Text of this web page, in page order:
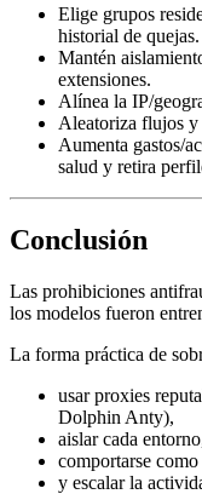
Elige grupos
historial de quejas.
Mantén
extensiones.
Alínea la IP/
Aleatoriza flujos y
Aumenta gastos/
salud y retira
Conclusión
Las prohibiciones
los modelos fueron
La forma práctica de
usar proxies
Dolphin Anty),
aislar cada
comportarse
y escalar la